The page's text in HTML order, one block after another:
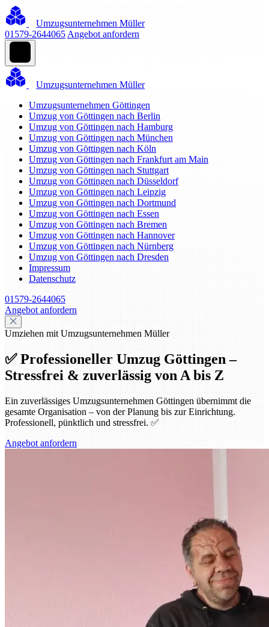
Umzugsunternehmen Müller
01579-2644065 Angebot anfordern
Umzugsunternehmen Müller
Umzugsunternehmen Göttingen
Umzug von Göttingen nach Berlin
Umzug von Göttingen nach Hamburg
Umzug von Göttingen nach München
Umzug von Göttingen nach Köln
Umzug von Göttingen nach Frankfurt am Main
Umzug von Göttingen nach Stuttgart
Umzug von Göttingen nach Düsseldorf
Umzug von Göttingen nach Leipzig
Umzug von Göttingen nach Dortmund
Umzug von Göttingen nach Essen
Umzug von Göttingen nach Bremen
Umzug von Göttingen nach Hannover
Umzug von Göttingen nach Nürnberg
Umzug von Göttingen nach Dresden
Impressum
Datenschutz
01579-2644065
Angebot anfordern
Umziehen mit Umzugsunternehmen Müller
✅ Professioneller Umzug Göttingen –
Stressfrei & zuverlässig von A bis Z
Ein zuverlässiges Umzugsunternehmen Göttingen übernimmt die
gesamte Organisation – von der Planung bis zur Einrichtung.
Professionell, pünktlich und stressfrei. ✅
Angebot anfordern